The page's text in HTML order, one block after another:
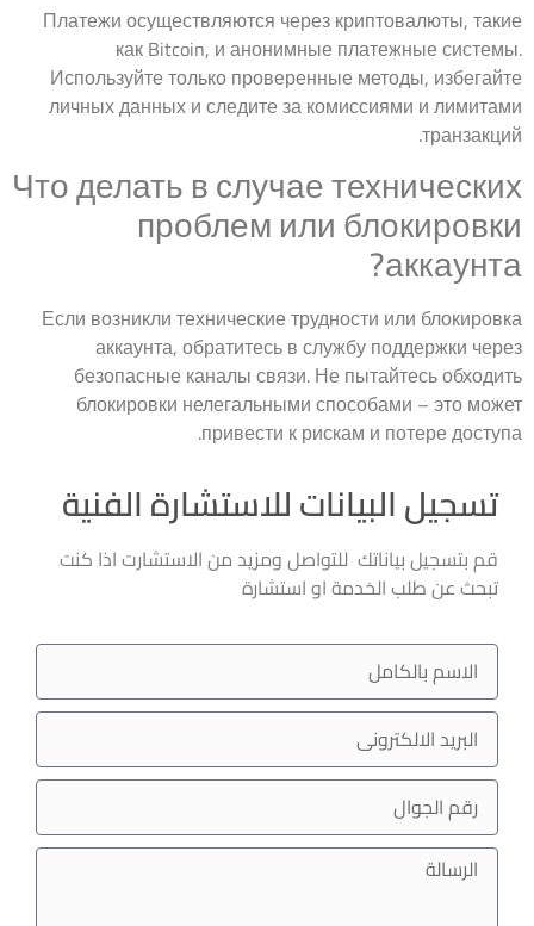
Платежи осуществляются через криптовалюты, такие
как Bitcoin, и анонимные платежные системы.
Используйте только проверенные методы, избегайте
личных данных и следите за комиссиями и лимитами
транзакций.
Что делать в случае технических
проблем или блокировки
аккаунта?
Если возникли технические трудности или блокировка
аккаунта, обратитесь в службу поддержки через
безопасные каналы связи. Не пытайтесь обходить
блокировки нелегальными способами – это может
привести к рискам и потере доступа.
تسجيل البيانات للاستشارة الفنية
قم بتسجيل بياناتك للتواصل ومزيد من الاستشارت اذا كنت
تبحث عن طلب الخدمة او استشارة